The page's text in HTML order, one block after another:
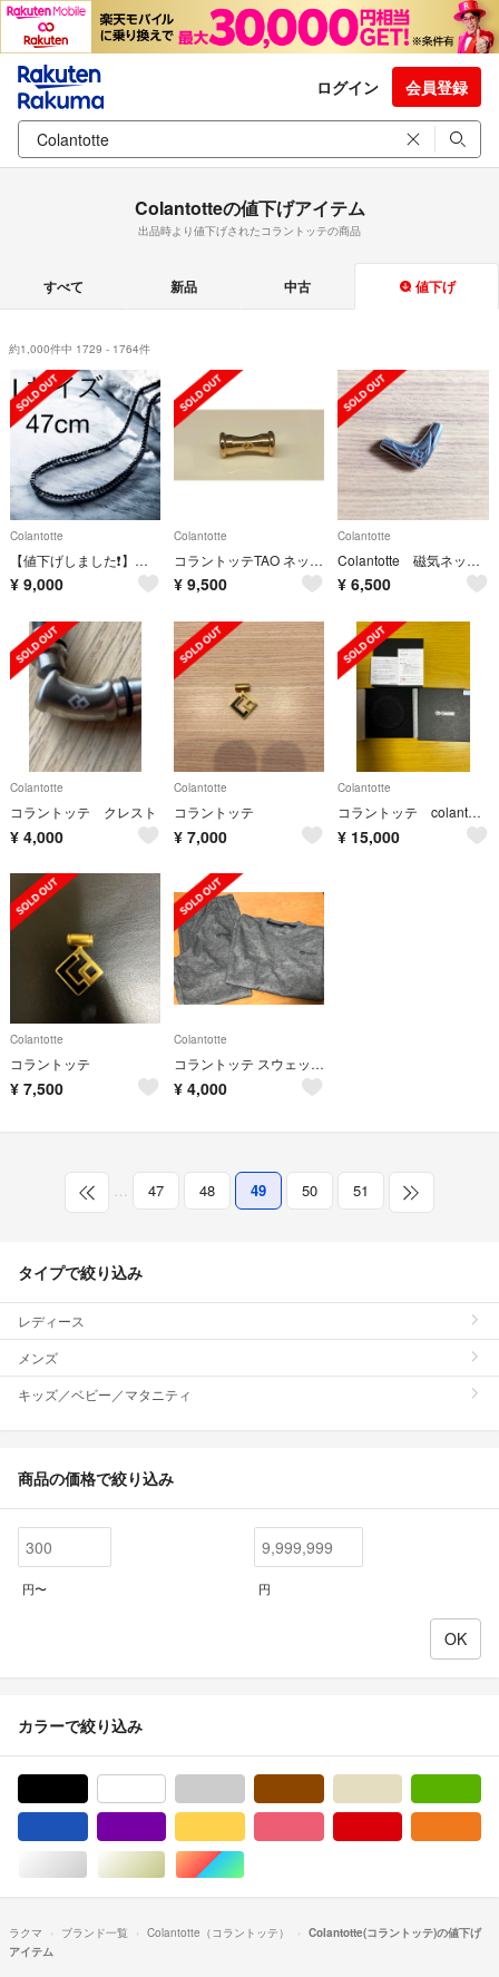
ログイン 会員登録
Colantotteの値下げアイテム
出品時より値下げされたコラントッテの商品
すべて 新品 中古 値下げ
約1,000件中 1729 - 1764件
Colantotte
【値下げしました❗️】コラントッテネックレスluce
¥ 9,000
Colantotte
コラントッテTAO ネックレススリム RAFFIMINI
¥ 9,500
Colantotte
Colantotte 磁気ネックレス
¥ 6,500
Colantotte
コラントッテ クレスト
¥ 4,000
Colantotte
コラントッテ
¥ 7,000
Colantotte
コラントッテ colantotte LUCEα 箱
¥ 15,000
Colantotte
コラントッテ
¥ 7,500
Colantotte
コラントッテ スウェット 上下セット
¥ 4,000
… 47 48 49 50 51
タイプで絞り込み
レディース
メンズ
キッズ／ベビー／マタニティ
商品の価格で絞り込み
円〜 円
カラーで絞り込み
シルバー/銀色系ゴールド/金色系マルチカラー
ラクマ ブランド一覧 Colantotte（コラントッテ）
Colantotte(コラントッテ)の値下げ
アイテム